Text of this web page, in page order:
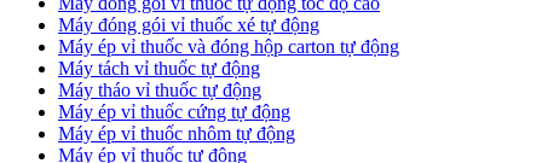
Máy đóng gói vỉ thuốc xé tự động
​Máy ép vỉ thuốc và đóng hộp carton tự động
​Máy tách vỉ thuốc tự động
​Máy tháo vỉ thuốc tự động
​Máy ép vỉ thuốc cứng tự động
Máy ép vỉ thuốc nhôm tự động
Máy ép vỉ thuốc tự động​